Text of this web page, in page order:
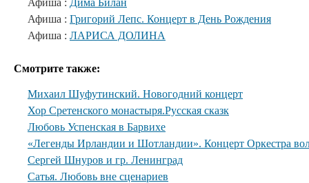
Афиша : Дима Билан
Афиша : Григорий Лепс. Концерт в День Рождения
Афиша : ЛАРИСА ДОЛИНА
Смотрите также:
Михаил Шуфутинский. Новогодний концерт
Хор Сретенского монастыря.Русская сказк
Любовь Успенская в Барвихе
«Легенды Ирландии и Шотландии». Концерт Оркестра
Сергей Шнуров и гр. Ленинград
Сатья. Любовь вне сценариев